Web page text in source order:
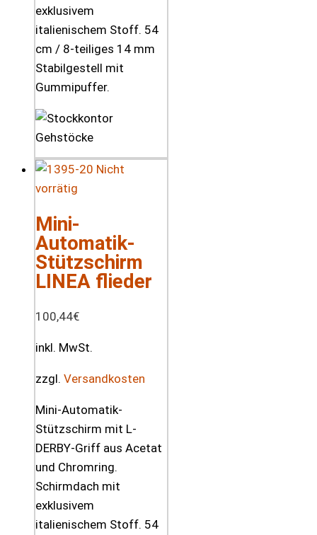
exklusivem
italienischem Stoff. 54
cm / 8-teiliges 14 mm
Stabilgestell mit
Gummipuffer.
Nicht
vorrätig
Mini-
Automatik-
Stützschirm
LINEA flieder
100,44€
inkl. MwSt.
zzgl. Versandkosten
Mini-Automatik-
Stützschirm mit L-
DERBY-Griff aus Acetat
und Chromring.
Schirmdach mit
exklusivem
italienischem Stoff. 54